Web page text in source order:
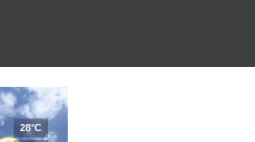
28°C